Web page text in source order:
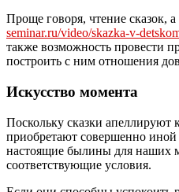
Проще говоря, чтение сказок,
seminar.ru/video/skazka-v-
также возможность провести
построить с ним отношения
Искусство момента
Поскольку сказки
приобретают совершенно иной
настоящие былины для наших
соответствующие условия.